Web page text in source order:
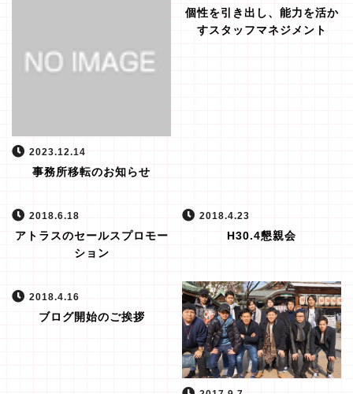
2023.12.14
事務所移転のお知らせ
個性を引き出し、能力を活か
すスタッフマネジメント
2018.6.18
アトラスのセールスプロモー
ション
2018.4.23
H30.4懇親会
2018.4.16
ブログ開始のご挨拶